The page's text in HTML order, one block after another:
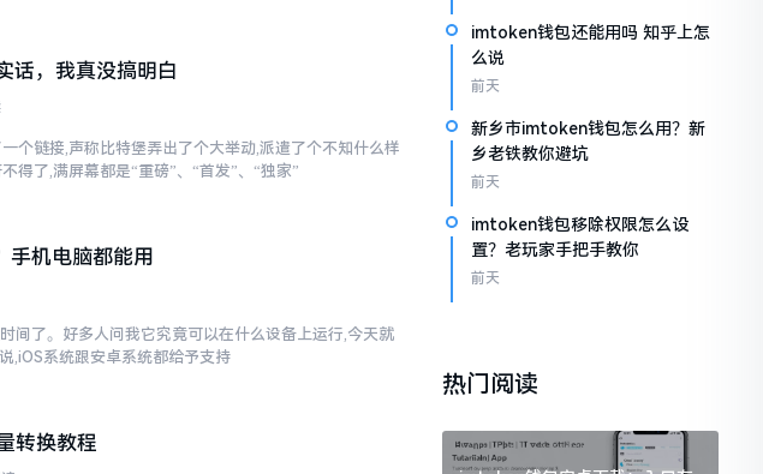
话，我真没搞明白
个链接,声称比特堡弄出了个大举动,派遣了个不知什么样
得了,满屏幕都是“重磅”、“首发”、“独家”
手机电脑都能用
间了。好多人问我它究竟可以在什么设备上运行,今天就
,iOS系统跟安卓系统都给予支持
转换教程
imtoken钱包还能用吗 知乎上怎
么说
前天
新乡市imtoken钱包怎么用？新
乡老铁教你避坑
前天
imtoken钱包移除权限怎么设
置？老玩家手把手教你
前天
热门阅读